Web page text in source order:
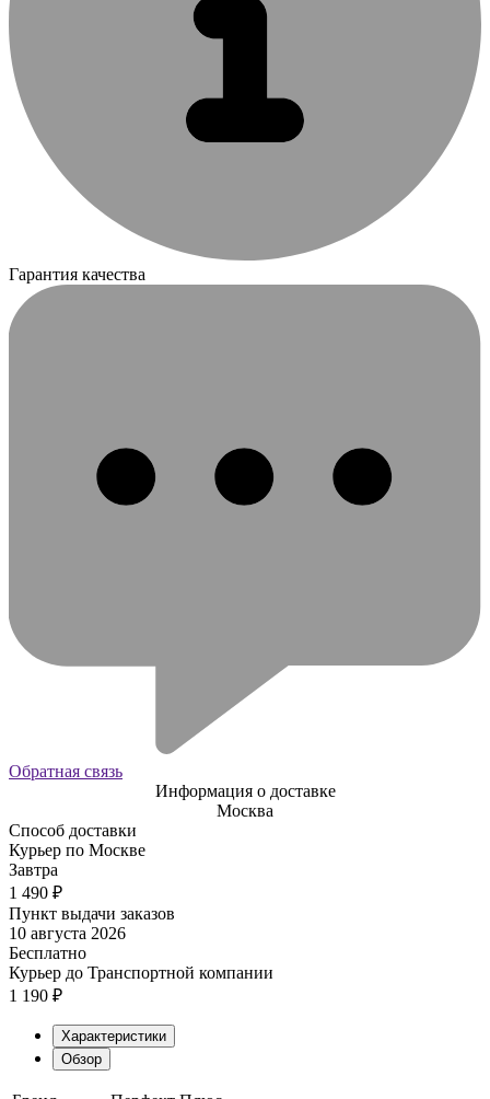
Гарантия качества
Обратная связь
Информация о доставке
Москва
Способ доставки
Курьер по Москве
Завтра
1 490 ₽
Пункт выдачи заказов
10 августа 2026
Бесплатно
Курьер до Транспортной компании
1 190 ₽
Характеристики
Обзор